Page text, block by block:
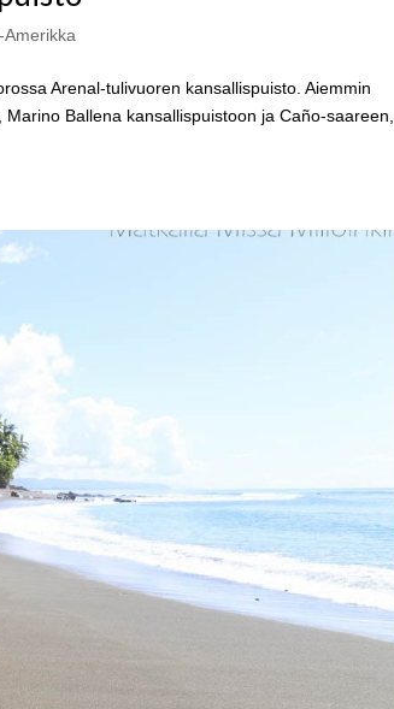
Amerikka
Arenal-tulivuoren kansallispuisto. Aiemmin
Ballena kansallispuistoon ja Caño-saareen,